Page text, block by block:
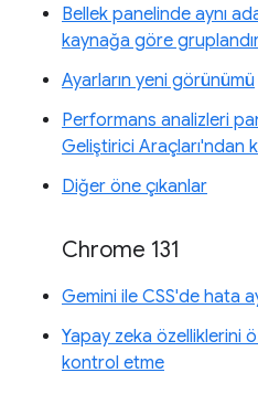
Bellek panelinde aynı
kaynağa göre
Ayarların yeni görünümü
Performans analizleri
Geliştirici Araçları'ndan
Diğer öne çıkanlar
Chrome 131
Gemini ile CSS'de hata
Yapay zeka özelliklerini
kontrol etme